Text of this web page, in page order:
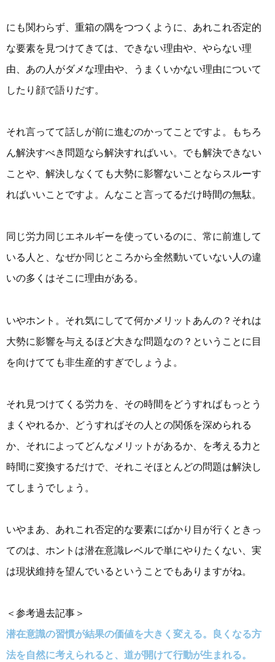
にも関わらず、重箱の隅をつつくように、あれこれ否定的
な要素を見つけてきては、できない理由や、やらない理
由、あの人がダメな理由や、うまくいかない理由について
したり顔で語りだす。
それ言ってて話しが前に進むのかってことですよ。もちろ
ん解決すべき問題なら解決すればいい。でも解決できない
ことや、解決しなくても大勢に影響ないことならスルーす
ればいいことですよ。んなこと言ってるだけ時間の無駄。
同じ労力同じエネルギーを使っているのに、常に前進して
いる人と、なぜか同じところから全然動いていない人の違
いの多くはそこに理由がある。
いやホント。それ気にしてて何かメリットあんの？それは
大勢に影響を与えるほど大きな問題なの？ということに目
を向けてても非生産的すぎでしょうよ。
それ見つけてくる労力を、その時間をどうすればもっとう
まくやれるか、どうすればその人との関係を深められる
か、それによってどんなメリットがあるか、を考える力と
時間に変換するだけで、それこそほとんどの問題は解決し
てしまうでしょう。
いやまあ、あれこれ否定的な要素にばかり目が行くときっ
てのは、ホントは潜在意識レベルで単にやりたくない、実
は現状維持を望んでいるということでもありますがね。
＜参考過去記事＞
潜在意識の習慣が結果の価値を大きく変える。良くなる方
法を自然に考えられると、道が開けて行動が生まれる。